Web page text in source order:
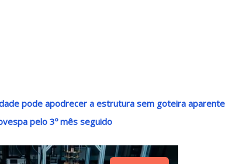
pode apodrecer a estrutura sem goteira aparente
pelo 3º mês seguido